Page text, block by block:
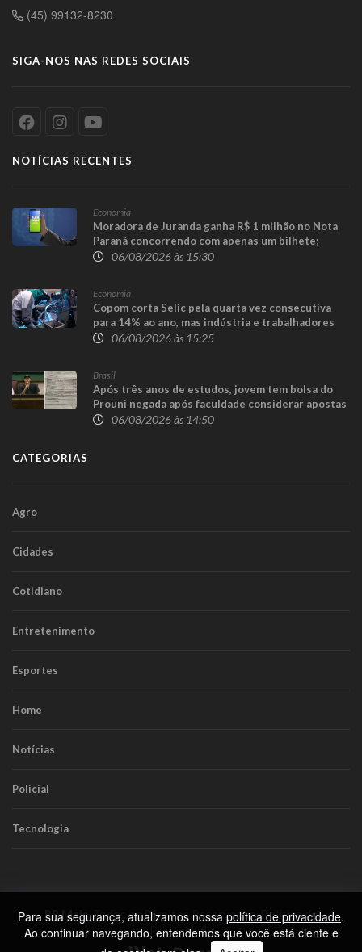
(45) 99132-8230
SIGA-NOS NAS REDES SOCIAIS
NOTÍCIAS RECENTES
Economia
Moradora de Juranda ganha R$ 1 milhão no Nota
Paraná concorrendo com apenas um bilhete;
prêmio de R$ 100 mil sai para Toledo
06/08/2026 às 15:30
Economia
Copom corta Selic pela quarta vez consecutiva
para 14% ao ano, mas indústria e trabalhadores
consideram redução insuficiente
06/08/2026 às 15:25
Brasil
Após três anos de estudos, jovem tem bolsa do
Prouni negada após faculdade considerar apostas
online como renda familiar
06/08/2026 às 14:50
CATEGORIAS
Agro
Cidades
Cotidiano
Entretenimento
Esportes
Home
Notícias
Policial
Tecnologia
RR Mais. Todos os Direitos Reservados.Política de
Privacidade
Para sua segurança, atualizamos nossa política de privacidade.
Ao continuar navegando, entendemos que você está ciente e